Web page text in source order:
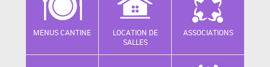
MENUS CANTINE
LOCATION DE
SALLES
ASSOCIATIONS